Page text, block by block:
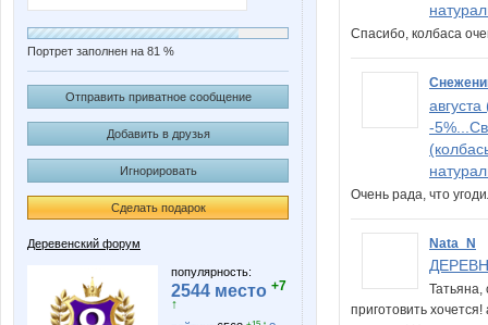
Портрет заполнен на 81 %
Отправить приватное сообщение
Добавить в друзья
Игнорировать
Сделать подарок
Деревенский форум
популярность:
2544 место +7
↑
Спасибо, колбаса
-
Очень рада, что
Nata_N
Татьяна,
приготовить